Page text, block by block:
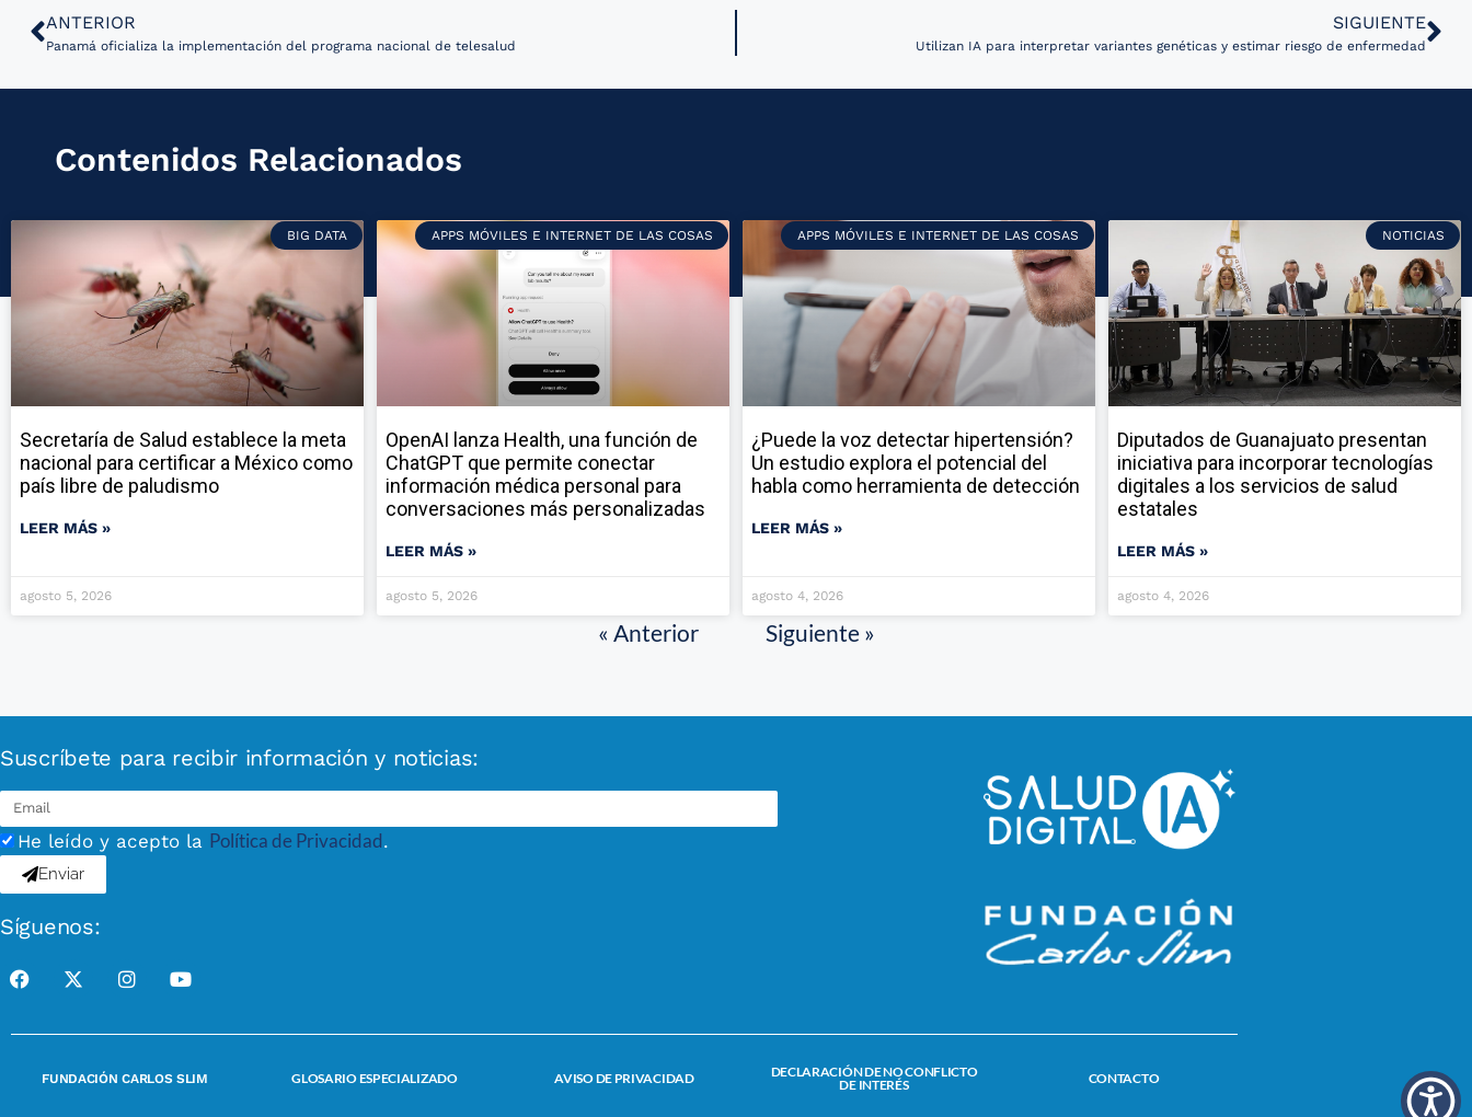
ANTERIOR
Panamá oficializa la implementación del programa nacional de telesalud
SIGUIENTE
Utilizan IA para interpretar variantes genéticas y estimar riesgo de enfermedad
Contenidos Relacionados
BIG DATA
Secretaría de Salud establece la meta
nacional para certificar a México como
país libre de paludismo
LEER MÁS »
agosto 5, 2026
APPS MÓVILES E INTERNET DE LAS COSAS
OpenAI lanza Health, una función de
ChatGPT que permite conectar
información médica personal para
conversaciones más personalizadas
LEER MÁS »
agosto 5, 2026
APPS MÓVILES E INTERNET DE LAS COSAS
¿Puede la voz detectar hipertensión?
Un estudio explora el potencial del
habla como herramienta de detección
LEER MÁS »
agosto 4, 2026
NOTICIAS
Diputados de Guanajuato presentan
iniciativa para incorporar tecnologías
digitales a los servicios de salud
estatales
LEER MÁS »
agosto 4, 2026
« Anterior Siguiente »
Suscríbete para recibir información y noticias:
He leído y acepto la Política de Privacidad.
Enviar
Síguenos:
FUNDACIÓN CARLOS SLIM GLOSARIO ESPECIALIZADO AVISO DE PRIVACIDAD
DECLARACIÓN DE NO CONFLICTO
DE INTERÉS
CONTACTO